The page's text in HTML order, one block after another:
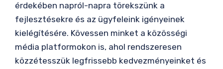
érdekében napról-napra törekszünk a
fejlesztésekre és az ügyfeleink igényeinek
kielégítésére. Kövessen minket a közösségi
média platformokon is, ahol rendszeresen
közzétesszük legfrissebb kedvezményeinket és